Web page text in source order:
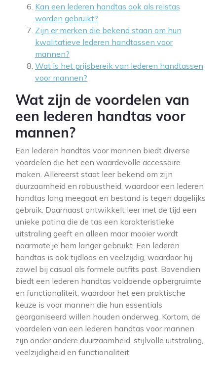
Kan een lederen handtas ook als reistas
worden gebruikt?
Zijn er merken die bekend staan om hun
kwalitatieve lederen handtassen voor
mannen?
Wat is het prijsbereik van lederen handtassen
voor mannen?
Wat zijn de voordelen van
een lederen handtas voor
mannen?
Een lederen handtas voor mannen biedt diverse
voordelen die het een waardevolle accessoire
maken. Allereerst staat leer bekend om zijn
duurzaamheid en robuustheid, waardoor een lederen
handtas lang meegaat en bestand is tegen dagelijks
gebruik. Daarnaast ontwikkelt leer met de tijd een
unieke patina die de tas een karakteristieke
uitstraling geeft en alleen maar mooier wordt
naarmate je hem langer gebruikt. Een lederen
handtas is ook tijdloos en veelzijdig, waardoor hij
zowel bij casual als formele outfits past. Bovendien
biedt een lederen handtas voldoende opbergruimte
en functionaliteit, waardoor het een praktische
keuze is voor mannen die hun essentials
georganiseerd willen houden onderweg. Kortom, de
voordelen van een lederen handtas voor mannen
zijn onder andere duurzaamheid, stijlvolle uitstraling,
veelzijdigheid en functionaliteit.